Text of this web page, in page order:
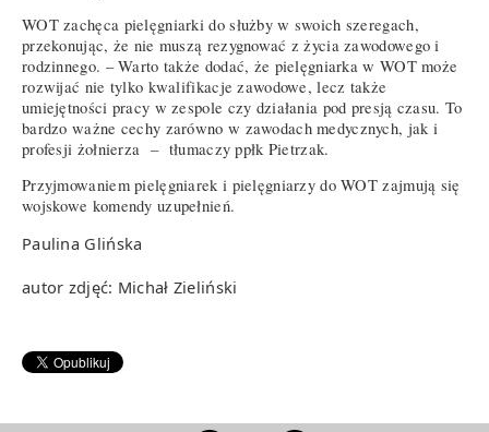
WOT zachęca pielęgniarki do służby w swoich szeregach,
przekonując, że nie muszą rezygnować z życia zawodowego i
rodzinnego. – Warto także dodać, że pielęgniarka w WOT może
rozwijać nie tylko kwalifikacje zawodowe, lecz także
umiejętności pracy w zespole czy działania pod presją czasu. To
bardzo ważne cechy zarówno w zawodach medycznych, jak i
profesji żołnierza – tłumaczy ppłk Pietrzak.
Przyjmowaniem pielęgniarek i pielęgniarzy do WOT zajmują się
wojskowe komendy uzupełnień.
Paulina Glińska
autor zdjęć: Michał Zieliński